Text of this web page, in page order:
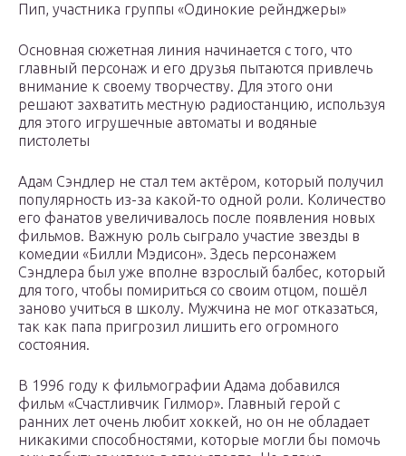
Пип, участника группы «Одинокие рейнджеры»
Основная сюжетная линия начинается с того, что
главный персонаж и его друзья пытаются привлечь
внимание к своему творчеству. Для этого они
решают захватить местную радиостанцию, используя
для этого игрушечные автоматы и водяные
пистолеты
Адам Сэндлер не стал тем актёром, который получил
популярность из-за какой-то одной роли. Количество
его фанатов увеличивалось после появления новых
фильмов. Важную роль сыграло участие звезды в
комедии «Билли Мэдисон». Здесь персонажем
Сэндлера был уже вполне взрослый балбес, который
для того, чтобы помириться со своим отцом, пошёл
заново учиться в школу. Мужчина не мог отказаться,
так как папа пригрозил лишить его огромного
состояния.
В 1996 году к фильмографии Адама добавился
фильм «Счастливчик Гилмор». Главный герой с
ранних лет очень любит хоккей, но он не обладает
никакими способностями, которые могли бы помочь